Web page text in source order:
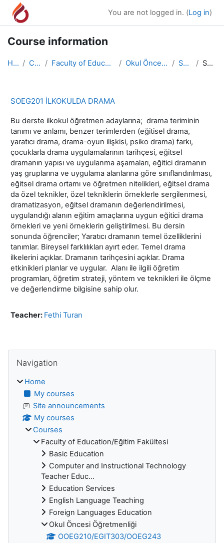
Skip to main content
You are not logged in. (Log in)
Course information
Home Courses Faculty of Education/Eğitim Fakültesi Okul Öncesi Öğretmenliği SOEG201 Summary
SOEG201 İLKOKULDA DRAMA
Bu derste ilkokul öğretmen adaylarına; drama teriminin
tanımı ve anlamı, benzer terimlerden (eğitisel drama,
yaratıcı drama, drama-oyun ilişkisi, psiko drama) farkı,
çocuklarla drama uygulamalarının tarihçesi, eğitsel
dramanın yapısı ve uygulanma aşamaları, eğitici dramanın
yaş gruplarına ve uygulama alanlarına göre sınıflandırılması,
eğitsel drama ortamı ve öğretmen nitelikleri, eğitsel drama
da özel teknikler, özel tekniklerin örneklerle sergilenmesi,
dramatizasyon, eğitsel dramanın değerlendirilmesi,
uygulandığı alanın eğitim amaçlarına uygun eğitici drama
örnekleri ve yeni örneklerin geliştirilmesi. Bu dersin
sonunda öğrenciler; Yaratıcı dramanın temel özelliklerini
tanımlar. Bireysel farklılıkları ayırt eder. Temel drama
ilkelerini açıklar. Dramanın tarihçesini açıklar. Drama
etkinikleri planlar ve uygular. Alanı ile ilgili öğretim
programları, öğretim strateji, yöntem ve teknikleri ile ölçme
ve değerlendirme bilgisine sahip olur.
Teacher: Fethi Turan
Blocks
Navigation
Home
My courses
Site announcements
My courses
Courses
Faculty of Education/Eğitim Fakültesi
Basic Education
Computer and Instructional Technology
Teacher Educ...
Education Services
English Language Teaching
Foreign Languages Education
Okul Öncesi Öğretmenliği
OOEG210/EGIT303/OOEG243